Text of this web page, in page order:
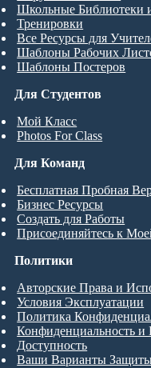
Для Студентов
Мой Класс
Photos For Class
Школьные Библиотеки
Тренировки
Все Ресурсы для
Шаблоны Рабочих
Шаблоны Постеров
Для Команд
Бесплатная Пробная
Бизнес Ресурсы
Создать для Работы
Присоединяйтесь к
Политики
Авторские Права и
Условия Эксплуатации
Политика
Конфиденциальность и
Доступность
Ваши Варианты